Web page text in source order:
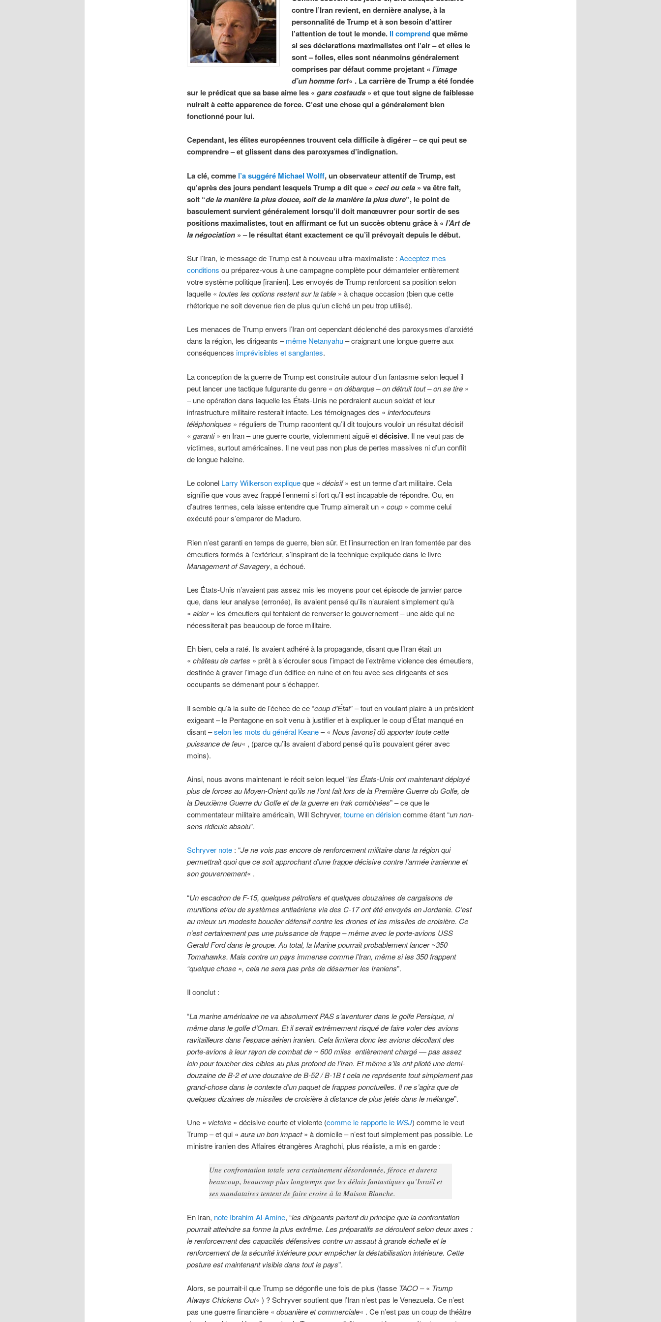
contre l’Iran revient, en dernière analyse, à la
personnalité de Trump et à son besoin d’attirer
l’attention de tout le monde. Il comprendque même
si ses déclarations maximalistes ont l’air – et elles le
sont – folles, elles sont néanmoins généralement
comprises par défaut comme projetant «l’image
d’un homme fort« . La carrière de Trump a été fondée
sur le prédicat que sa base aime les « gars costauds» et que tout signe de faiblesse
nuirait à cette apparence de force. C’est une chose qui a généralement bien
fonctionné pour lui.
Cependant, les élites européennes trouvent cela difficile à digérer – ce qui peut se
comprendre – et glissent dans des paroxysmes d’indignation.
La clé, comme l’a suggéré Michael Wolff, un observateur attentif de Trump, est
qu’après des jours pendant lesquels Trump a dit que « ceci ou cela» va être fait,
soit “de la manière la plus douce, soit de la manière la plus dure”, le point de
basculement survient généralement lorsqu’il doit manœuvrer pour sortir de ses
positions maximalistes, tout en affirmant ce fut un succès obtenu grâce à « l’Art de
la négociation» – le résultat étant exactement ce qu’il prévoyait depuis le début.
Sur l’Iran, le message de Trump est à nouveau ultra-maximaliste : Acceptez mes
conditions ou préparez-vous à une campagne complète pour démanteler entièrement
votre système politique [iranien]. Les envoyés de Trump renforcent sa position selon
laquelle « toutes les options restent sur la table» à chaque occasion (bien que cette
rhétorique ne soit devenue rien de plus qu’un cliché un peu trop utilisé).
Les menaces de Trump envers l’Iran ont cependant déclenché des paroxysmes d’anxiété
dans la région, les dirigeants –même Netanyahu– craignant une longue guerre aux
conséquences imprévisibles et sanglantes.
La conception de la guerre de Trump est construite autour d’un fantasme selon lequel il
peut lancer une tactique fulgurante du genre « on débarque – on détruit tout – on se tire »
– une opération dans laquelle les États-Unis ne perdraient aucun soldat et leur
infrastructure militaire resterait intacte. Les témoignages des « interlocuteurs
téléphoniques » réguliers de Trump racontent qu’il dit toujours vouloir un résultat décisif
« garanti» en Iran – une guerre courte, violemment aiguë etdécisive. Il ne veut pas de
victimes, surtout américaines. Il ne veut pas non plus de pertes massives ni d’un conflit
de longue haleine.
Le colonel Larry Wilkerson expliqueque « décisif» est un terme d’art militaire. Cela
signifie que vous avez frappé l’ennemi si fort qu’il est incapable de répondre. Ou, en
d’autres termes, cela laisse entendre que Trump aimerait un « coup» comme celui
exécuté pour s’emparer de Maduro.
Rien n’est garanti en temps de guerre, bien sûr. Et l’insurrection en Iran fomentée par des
émeutiers formés à l’extérieur, s’inspirant de la technique expliquée dans le livre
Management of Savagery, a échoué.
Les États-Unis n’avaient pas assez mis les moyens pour cet épisode de janvier parce
que, dans leur analyse (erronée), ils avaient pensé qu’ils n’auraient simplement qu’à
« aider» les émeutiers qui tentaient de renverser le gouvernement – une aide qui ne
nécessiterait pas beaucoup de force militaire.
Eh bien, cela a raté. Ils avaient adhéré à la propagande, disant que l’Iran était un
« château de cartes » prêt à s’écrouler sous l’impact de l’extrême violence des émeutiers,
destinée à graver l’image d’un édifice en ruine et en feu avec ses dirigeants et ses
occupants se démenant pour s’échapper.
Il semble qu’à la suite de l’échec de ce “coup d’État” – tout en voulant plaire à un président
exigeant – le Pentagone en soit venu à justifier et à expliquer le coup d’État manqué en
disant –selon les mots du général Keane– « Nous [avons] dû apporter toute cette
puissance de feu« , (parce qu’ils avaient d’abord pensé qu’ils pouvaient gérer avec
moins).
Ainsi, nous avons maintenant le récit selon lequel “les États-Unis ont maintenant déployé
plus de forces au Moyen-Orient qu’ils ne l’ont fait lors de la Première Guerre du Golfe, de
la Deuxième Guerre du Golfe et de la guerre en Irak combinées” – ce que le
commentateur militaire américain, Will Schryver, tourne en dérisioncomme étant “un non-
sens ridicule absolu”.
Schryver note: “Je ne vois pas encore de renforcement militaire dans la région qui
permettrait quoi que ce soit approchant d’une frappe décisive contre l’armée iranienne et
son gouvernement« .
“Un escadron de F-15, quelques pétroliers et quelques douzaines de cargaisons de
munitions et/ou de systèmes antiaériens via des C-17 ont été envoyés en Jordanie. C’est
au mieux un modeste bouclier défensif contre les drones et les missiles de croisière. Ce
n’est certainement pas une puissance de frappe – même avec le porte-avions USS
Gerald Ford dans le groupe. Au total, la Marine pourrait probablement lancer ~350
Tomahawks. Mais contre un pays immense comme l’Iran, même si les 350 frappent
“quelque chose », cela ne sera pas près de désarmer les Iraniens”.
Il conclut :
“La marine américaine ne va absolument PAS s’aventurer dans le golfe Persique, ni
même dans le golfe d’Oman. Et il serait extrêmement risqué de faire voler des avions
ravitailleurs dans l’espace aérien iranien. Cela limitera donc les avions décollant des
porte-avions à leur rayon de combat de ~ 600 miles entièrement chargé — pas assez
loin pour toucher des cibles au plus profond de l’Iran. Et même s’ils ont piloté une demi-
douzaine de B-2 et une douzaine de B-52 / B-1B t cela ne représente tout simplement pas
grand-chose dans le contexte d’un paquet de frappes ponctuelles. Il ne s’agira que de
quelques dizaines de missiles de croisière à distance de plus jetés dans le mélange”.
Une « victoire» décisive courte et violente (comme le rapporte le WSJ) comme le veut
Trump – et qui « aura un bon impact» à domicile – n’est tout simplement pas possible. Le
ministre iranien des Affaires étrangères Araghchi, plus réaliste, a mis en garde :
Une confrontation totale sera certainement désordonnée, féroce et durera
beaucoup, beaucoup plus longtemps que les délais fantastiques qu’Israël et
ses mandataires tentent de faire croire à la Maison Blanche.
En Iran, note Ibrahim Al-Amine, “les dirigeants partent du principe que la confrontation
pourrait atteindre sa forme la plus extrême. Les préparatifs se déroulent selon deux axes :
le renforcement des capacités défensives contre un assaut à grande échelle et le
renforcement de la sécurité intérieure pour empêcher la déstabilisation intérieure. Cette
posture est maintenant visible dans tout le pays”.
Alors, se pourrait-il que Trump se dégonfle une fois de plus (fasse TACO– « Trump
Always Chickens Out« ) ? Schryver soutient que l’Iran n’est pas le Venezuela. Ce n’est
pas une guerre financière « douanière et commerciale« . Ce n’est pas un coup de théâtre